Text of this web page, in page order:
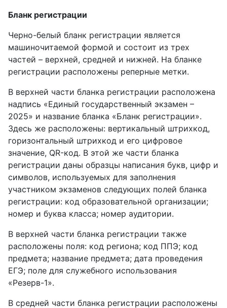
Бланк регистрации
Черно-белый бланк регистрации является
машиночитаемой формой и состоит из трех
частей – верхней, средней и нижней. На бланке
регистрации расположены реперные метки.
В верхней части бланка регистрации расположена
надпись «Единый государственный экзамен –
2025» и название бланка «Бланк регистрации».
Здесь же расположены: вертикальный штрихкод,
горизонтальный штрихкод и его цифровое
значение, QR-код. В этой же части бланка
регистрации даны образцы написания букв, цифр и
символов, используемых для заполнения
участником экзаменов следующих полей бланка
регистрации: код образовательной организации;
номер и буква класса; номер аудитории.
В верхней части бланка регистрации также
расположены поля: код региона; код ППЭ; код
предмета; название предмета; дата проведения
ЕГЭ; поле для служебного использования
«Резерв-1».
В средней части бланка регистрации расположены